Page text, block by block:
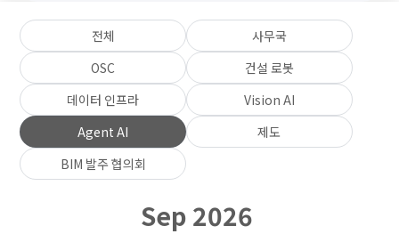
전체
사무국
OSC
건설 로봇
데이터 인프라
Vision AI
Agent AI
제도
BIM 발주 협의회
Sep 2026